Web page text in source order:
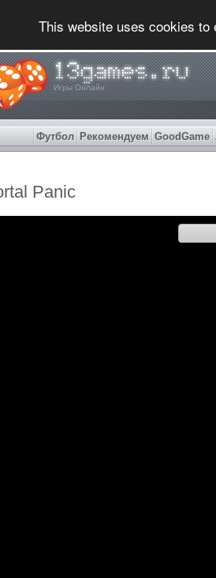
This website uses cookies to
Игры Онлайн
Футбол Рекомендуем GoodGame
Panic